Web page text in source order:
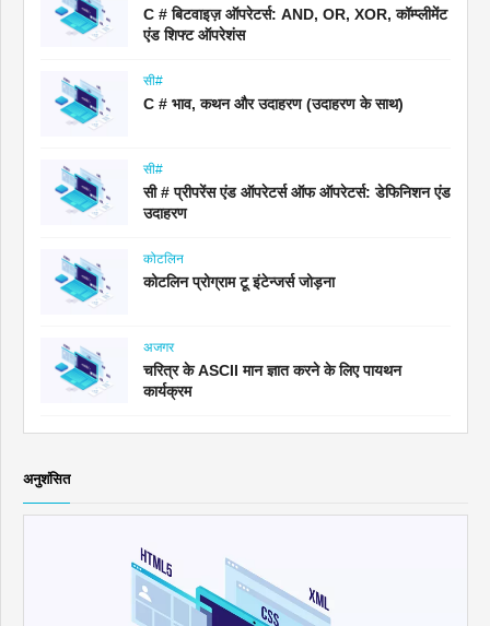
C # बिटवाइज़ ऑपरेटर्स: AND, OR, XOR, कॉम्प्लीमेंट
एंड शिफ्ट ऑपरेशंस
सी#
C # भाव, कथन और उदाहरण (उदाहरण के साथ)
सी#
सी # प्रीपरेंस एंड ऑपरेटर्स ऑफ ऑपरेटर्स: डेफिनिशन एंड
उदाहरण
कोटलिन
कोटलिन प्रोग्राम टू इंटेन्जर्स जोड़ना
अजगर
चरित्र के ASCII मान ज्ञात करने के लिए पायथन
कार्यक्रम
अनुशंसित